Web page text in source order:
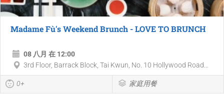
Madame Fù's Weekend Brunch - LOVE TO BRUNCH
08 八月 在 12:00
3rd Floor, Barrack Block, Tai Kwun, No. 10 Hollywood Road...
0+ 家庭用餐